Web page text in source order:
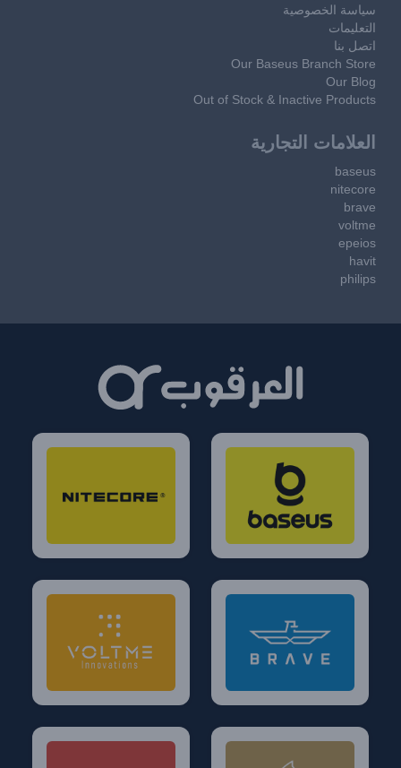
سياسة الخصوصية
التعليمات
اتصل بنا
Our Baseus Branch Store
Our Blog
Out of Stock & Inactive Products
العلامات التجارية
baseus
nitecore
brave
voltme
epeios
havit
philips